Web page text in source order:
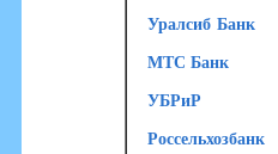
Уралсиб Банк
МТС Банк
УБРиР
Россельхозбанк